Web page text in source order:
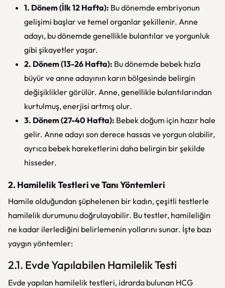
1. Dönem (İlk 12 Hafta): Bu dönemde embriyonun
gelişimi başlar ve temel organlar şekillenir. Anne
adayı, bu dönemde genellikle bulantılar ve yorgunluk
gibi şikayetler yaşar.
2. Dönem (13-26 Hafta): Bu dönemde bebek hızla
büyür ve anne adayının karın bölgesinde belirgin
değişiklikler görülür. Anne, genellikle bulantılarından
kurtulmuş, enerjisi artmış olur.
3. Dönem (27-40 Hafta): Bebek doğum için hazır hale
gelir. Anne adayı son derece hassas ve yorgun olabilir,
ayrıca bebek hareketlerini daha belirgin bir şekilde
hisseder.
2. Hamilelik Testleri ve Tanı Yöntemleri
Hamile olduğundan şüphelenen bir kadın, çeşitli testlerle
hamilelik durumunu doğrulayabilir. Bu testler, hamileliğin
ne kadar ilerlediğini belirlemenin yollarını sunar. İşte bazı
yaygın yöntemler:
2.1. Evde Yapılabilen Hamilelik Testi
Evde yapılan hamilelik testleri, idrarda bulunan HCG